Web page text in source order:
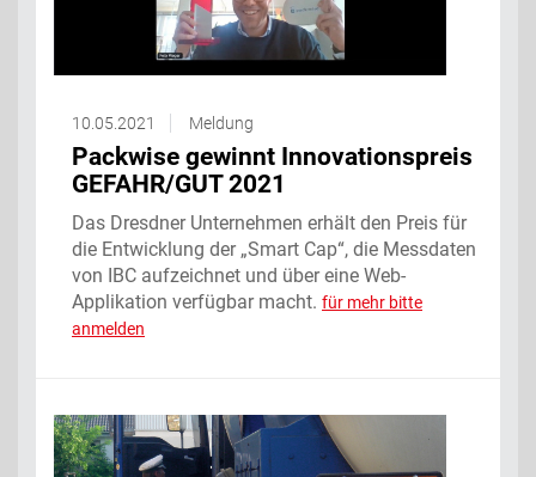
10.05.2021 Meldung
Packwise gewinnt Innovationspreis
GEFAHR/GUT 2021
Das Dresdner Unternehmen erhält den Preis für
die Entwicklung der „Smart Cap“, die Messdaten
von IBC aufzeichnet und über eine Web-
Applikation verfügbar macht. für mehr bitte
anmelden